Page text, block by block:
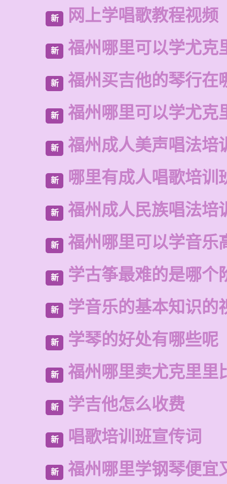
新 网上学唱歌教程视频
新 福州哪里可以学尤克
新 福州买吉他的琴行在
新 福州哪里可以学尤克
新 福州成人美声唱法培
新 哪里有成人唱歌培训
新 福州成人民族唱法培
新 福州哪里可以学音乐
新 学古筝最难的是哪个
新 学音乐的基本知识的
新 学琴的好处有哪些呢
新 福州哪里卖尤克里里
新 学吉他怎么收费
新 唱歌培训班宣传词
新 福州哪里学钢琴便宜